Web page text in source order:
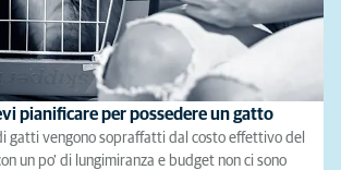
pianificare per possedere un gatto
gatti vengono sopraffatti dal costo effettivo del
un po' di lungimiranza e budget non ci sono